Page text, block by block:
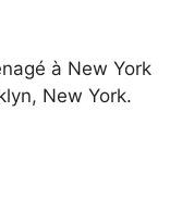
à New York
New York.